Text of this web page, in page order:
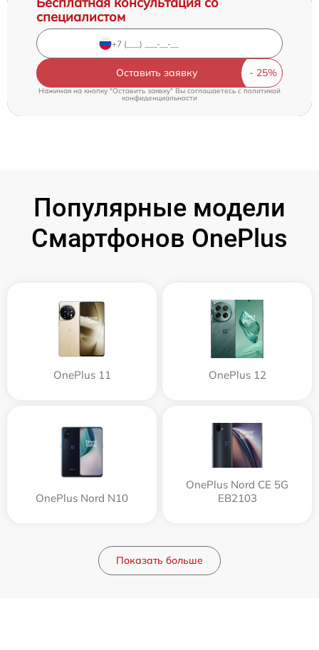
специалистом
Оставить заявку
Нажимая на кнопку "Оставить заявку" Вы соглашаетесь c политикой
конфиденциальности
Популярные модели
Смартфонов OnePlus
OnePlus 11 OnePlus 12
OnePlus Nord N10
OnePlus Nord CE 5G
EB2103
Показать больше